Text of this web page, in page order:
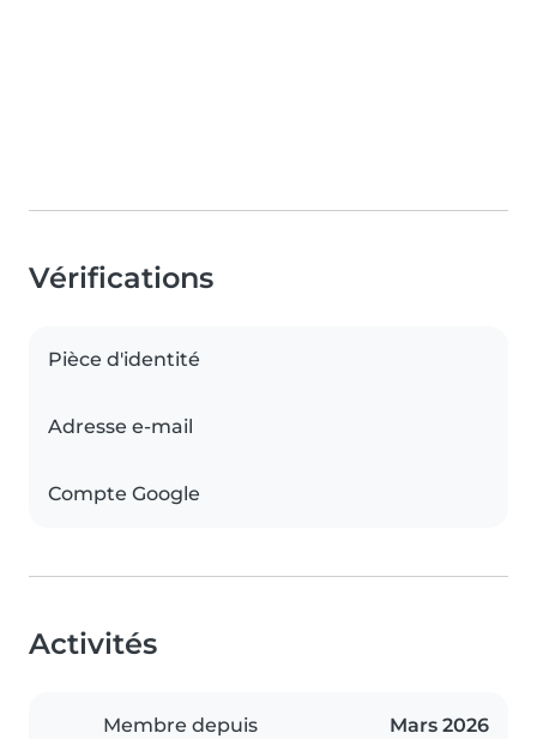
Vérifications
Pièce d'identité
Adresse e-mail
Compte Google
Activités
Membre depuis Mars 2026